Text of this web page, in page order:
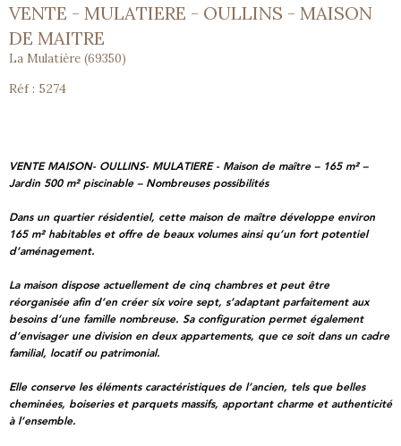
VENTE - MULATIERE - OULLINS - MAISON
DE MAITRE
La Mulatière (69350)
Réf : 5274
VENTE MAISON- OULLINS- MULATIERE - Maison de maître – 165 m² –
Jardin 500 m² piscinable – Nombreuses possibilités
Dans un quartier résidentiel, cettemaison de maîtredéveloppe environ
165 m² habitableset offre de beaux volumesainsi qu’un fort potentiel
d’aménagement.
La maison dispose actuellement de cinq chambreset peut être
réorganisée afin d’en créersix voire sept, s’adaptant parfaitement aux
besoins d’une famille nombreuse. Sa configuration permet également
d’envisager une division en deux appartements, que ce soit dans un cadre
familial, locatif ou patrimonial.
Elle conserve les éléments caractéristiques de l’ancien, tels que belles
cheminées, boiseriesetparquets massifs, apportant charme et authenticité
à l’ensemble.